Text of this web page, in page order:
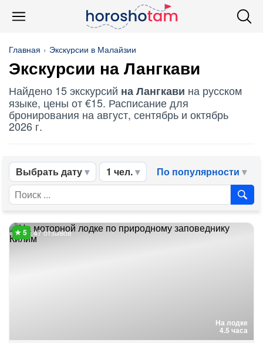
Главная Экскурсии в Малайзии
Экскурсии на Лангкави
Найдено 15 экскурсий на Лангкави на русском
языке, цены от €15. Расписание для
бронирования на август, сентябрь и октябрь
2026 г.
Выбрать дату 1 чел. По популярности
На лодке
4.5 часа
47 отзывов